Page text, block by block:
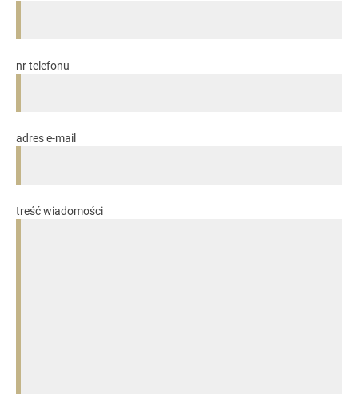
nr telefonu
adres e-mail
treść wiadomości